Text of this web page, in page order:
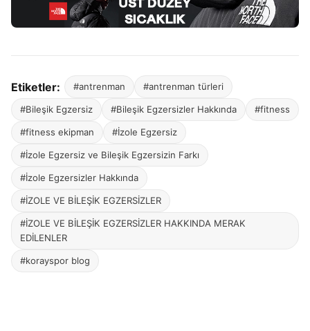
Etiketler: #antrenman #antrenman türleri
#Bileşik Egzersiz #Bileşik Egzersizler Hakkında #fitness
#fitness ekipman #İzole Egzersiz
#İzole Egzersiz ve Bileşik Egzersizin Farkı
#İzole Egzersizler Hakkında
#İZOLE VE BİLEŞİK EGZERSİZLER
#İZOLE VE BİLEŞİK EGZERSİZLER HAKKINDA MERAK
EDİLENLER
#korayspor blog